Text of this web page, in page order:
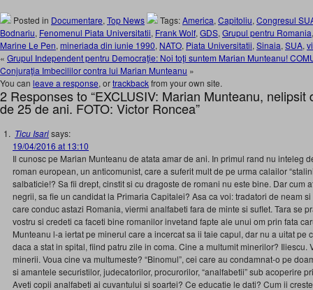
Posted in Documentare, Top News Tags:America, Capitoliu, Congresul
Bodnariu, Fenomenul Piata Universitatii, Frank Wolf, GDS, Grupul pentru Romania
Marine Le Pen, mineriada din iunie 1990, NATO, Piata Universitatii, Sinaia, SUA,
« Grupul Independent pentru Democraţie: Noi toţi suntem Marian Munteanu!
Conjuraţia Imbecililor contra lui Marian Munteanu »
You can leave a response, ortrackbackfrom your own site.
2 Responses to “EXCLUSIV: Marian Munteanu,
de 25 de ani. FOTO: Victor Roncea”
Ticu Isarisays:
19/04/2016 at 13:10
Il cunosc pe Marian Munteanu de atata amar de ani. In primul rand nu inteleg
roman european, un anticomunist, care a suferit mult de pe urma calailor
salbaticie!? Sa fii drept, cinstit si cu dragoste de romani nu este bine. Dar cum
negrii, sa fie un candidat la Primaria Capitalei? Asa ca voi: tradatori de neam
care conduc astazi Romania, viermi analfabeti fara de minte si suflet. Tara se
vostru si credeti ca faceti bine romanilor invetand fapte ale unui om prin fata
Munteanu l-a iertat pe minerul care a incercat sa ii taie capul, dar nu a uitat pe
daca a stat in spital, fiind patru zile in coma. Cine a multumit minerilor? Iliescu.
minerii. Voua cine va multumeste? “Binomul”, cei care au condamnat-o pe
si amantele securistilor, judecatorilor, procurorilor, “analfabetii” sub acoperire
Aveti copii analfabeti ai cuvantului si soartei? Ce educatie le dati? Cum ii